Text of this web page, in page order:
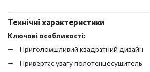
Технічні характеристики
Ключові особливості:
Приголомшливий квадратний дизайн
Привертає увагу полотенцесушитель